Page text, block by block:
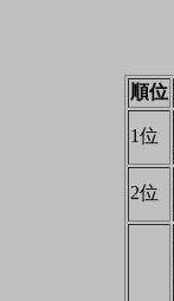
順位
1位
2位